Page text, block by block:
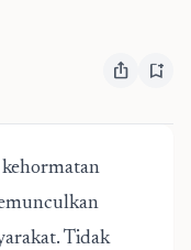
ios_share bookmark_add
Tidak